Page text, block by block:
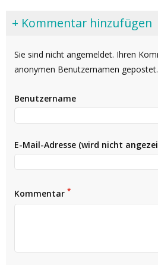
+ Kommentar hinzufügen
Sie sind nicht angemeldet. Ihren
anonymen Benutzernamen gepostet.
Benutzername
E-Mail-Adresse (wird nicht
Kommentar *